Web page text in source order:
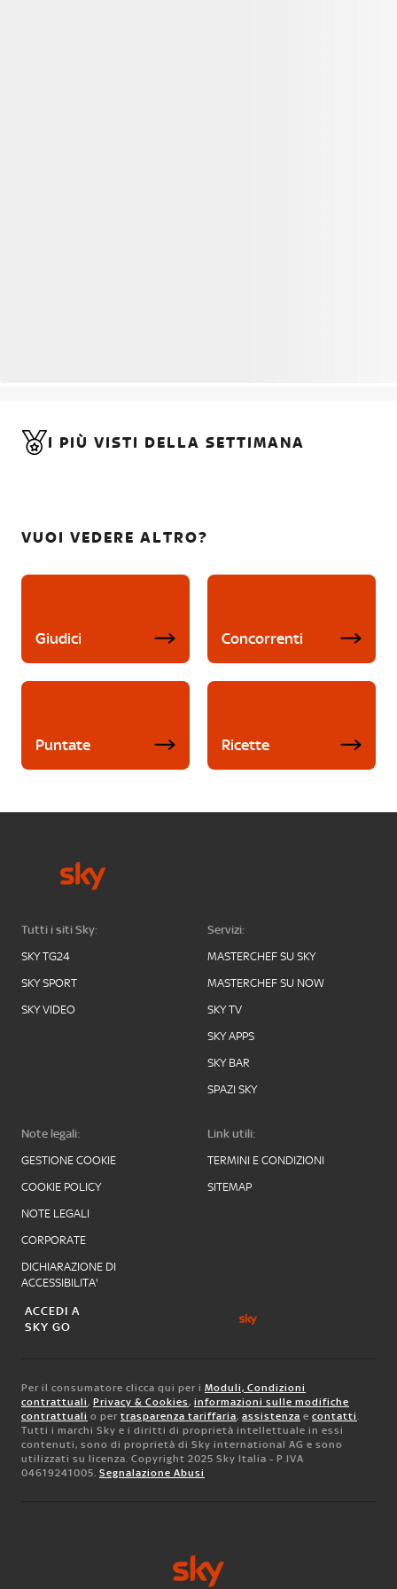
I PIÙ VISTI DELLA SETTIMANA
VUOI VEDERE ALTRO?
Giudici Concorrenti
Puntate Ricette
Tutti i siti Sky:
SKY TG24
SKY SPORT
SKY VIDEO
Servizi:
MASTERCHEF SU SKY
MASTERCHEF SU NOW
SKY TV
SKY APPS
SKY BAR
SPAZI SKY
Note legali:
GESTIONE COOKIE
COOKIE POLICY
NOTE LEGALI
CORPORATE
DICHIARAZIONE DI
ACCESSIBILITA'
Link utili:
TERMINI E CONDIZIONI
SITEMAP
ACCEDI A
SKY GO
Per il consumatore clicca qui per i Moduli, Condizioni
contrattuali, Privacy & Cookies, informazioni sulle modifiche
contrattuali o per trasparenza tariffaria, assistenza e contatti.
Tutti i marchi Sky e i diritti di proprietà intellettuale in essi
contenuti, sono di proprietà di Sky international AG e sono
utilizzati su licenza. Copyright 2025 Sky Italia - P.IVA
04619241005. Segnalazione Abusi